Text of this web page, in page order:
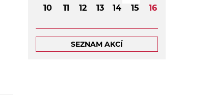
10 11 12 13 14 15 16
17 18 19 20 21 22 23
SEZNAM AKCÍ